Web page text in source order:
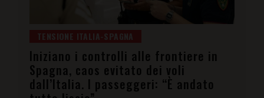
TENSIONE ITALIA-SPAGNA
Iniziano i controlli alle frontiere in
Spagna, caos evitato dei voli
dall’Italia. I passeggeri: “È andato